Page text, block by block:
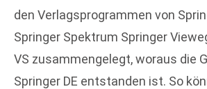
den Verlagsprogrammen von
Springer Spektrum Springer
VS zusammengelegt, woraus die
Springer DE entstanden ist. So